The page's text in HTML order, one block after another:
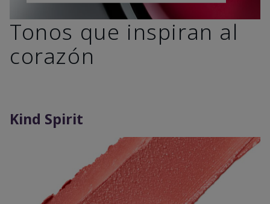
Tonos que inspiran al
corazón
Kind Spirit